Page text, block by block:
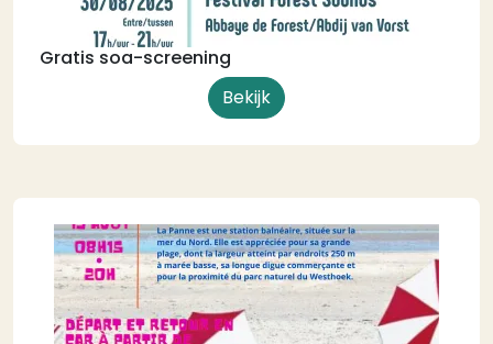
Gratis soa-screening
Bekijk